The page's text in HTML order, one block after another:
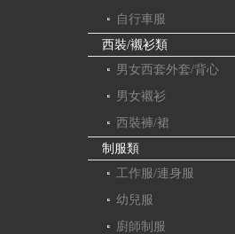
自行車服
西裝/襯衫類
男女西套外套/背心
男女襯衫
西裝褲/裙
制服類
工作服/連身服
幼兒服
廚師制服